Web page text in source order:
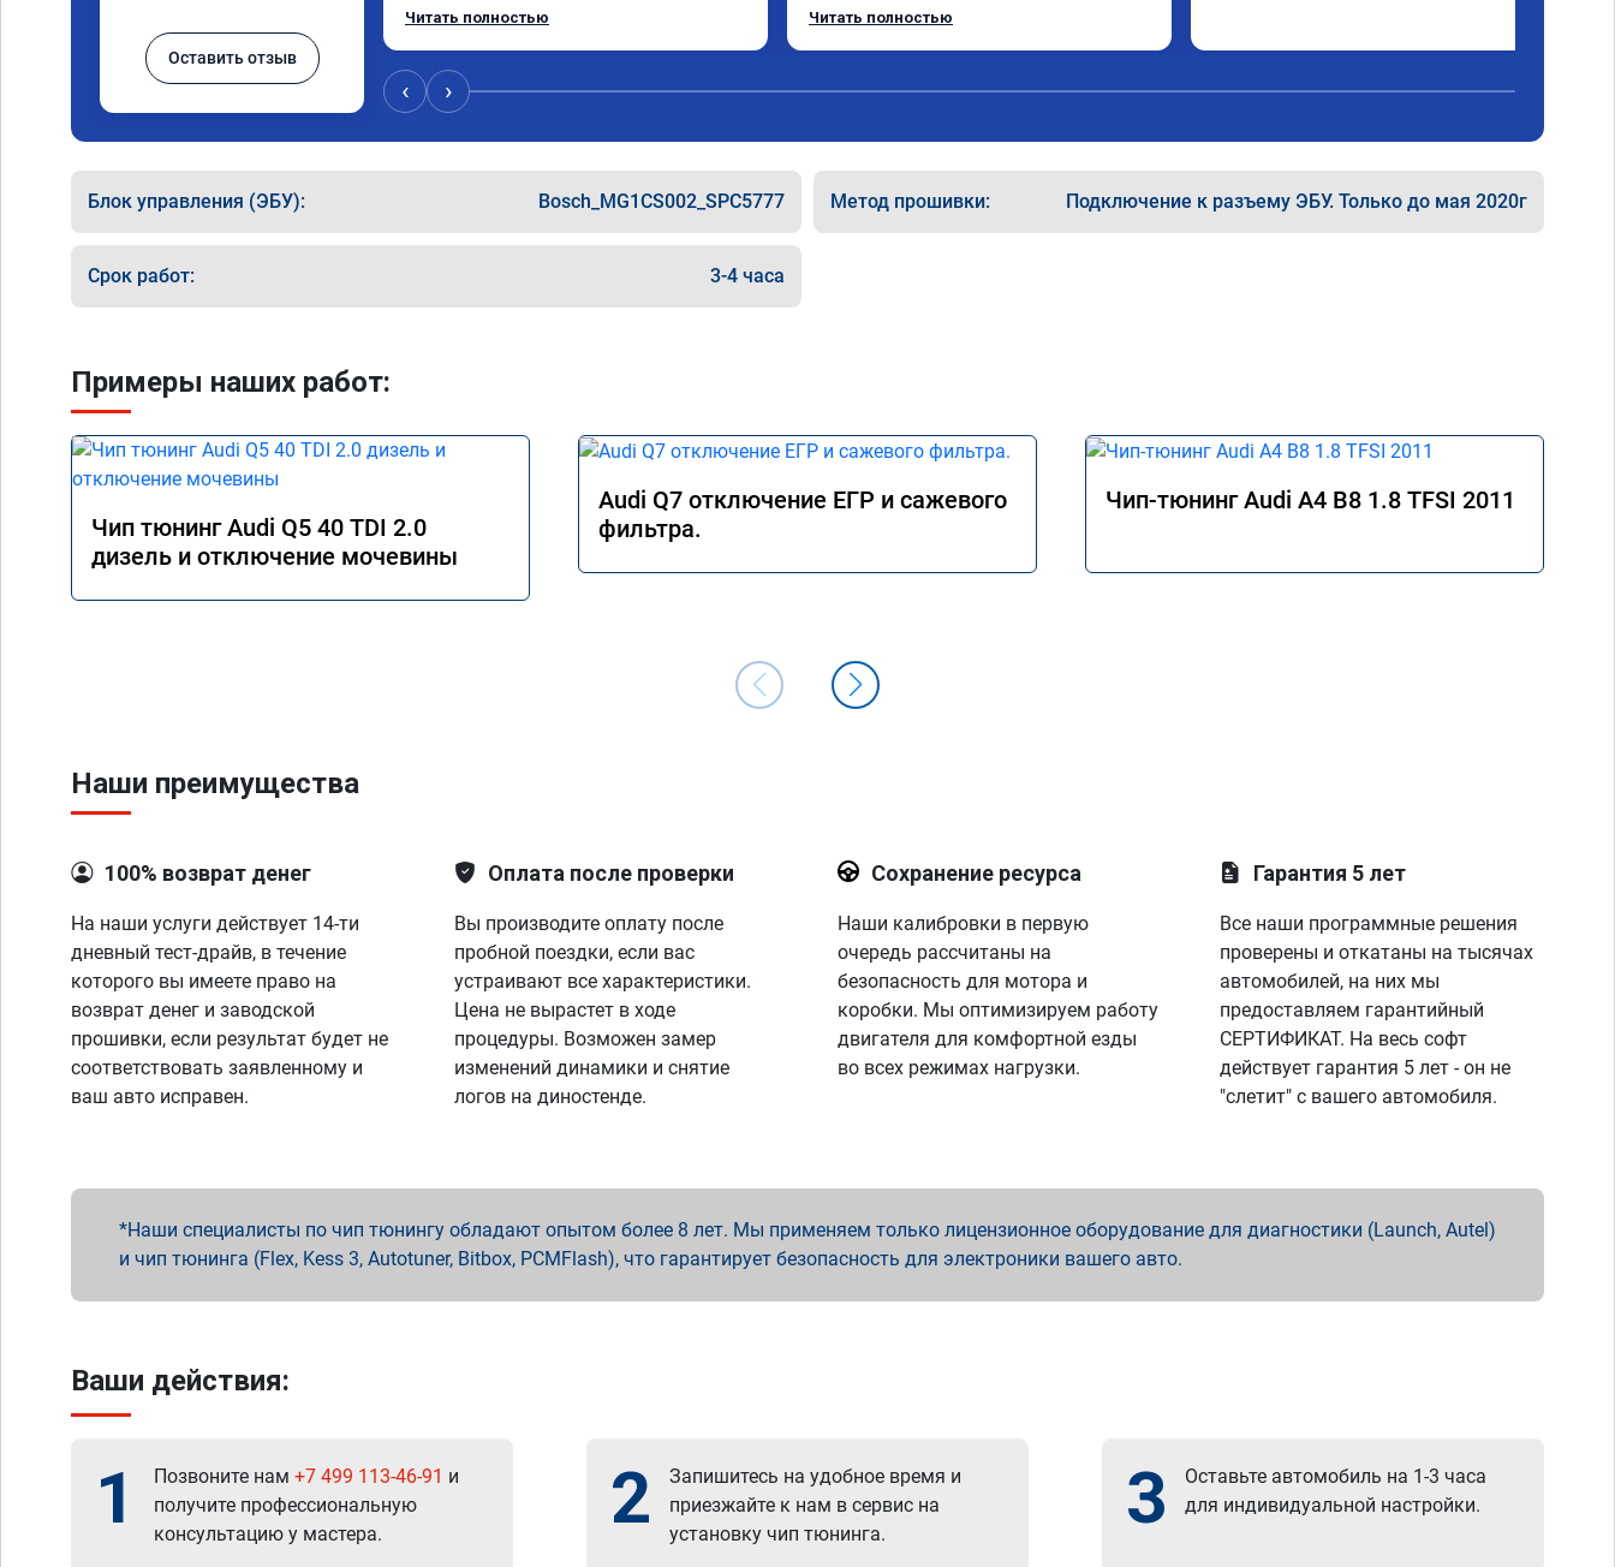
Оставить отзыв
как договаривались заранее.После
знаю,куда ехать в случае поломки
авто.Однозначно рекомендую Алексея
Читать полностью
Арман спасибо тебе огромное, машинка по
Читать полностью
‹ ›
Блок управления (ЭБУ): Bosch_MG1CS002_SPC5777 Метод прошивки: Подключение к разъему ЭБУ. Только до мая 2020г
Срок работ: 3-4 часа
Примеры наших работ:
Чип тюнинг Audi Q5 40 TDI 2.0
дизель и отключение мочевины
Audi Q7 отключение ЕГР и сажевого
фильтра.
Чип-тюнинг Audi A4 B8 1.8 TFSI 2011
Наши преимущества
100% возврат денег
На наши услуги действует 14-ти
дневный тест-драйв, в течение
которого вы имеете право на
возврат денег и заводской
прошивки, если результат будет не
соответствовать заявленному и
ваш авто исправен.
Оплата после проверки
Вы производите оплату после
пробной поездки, если вас
устраивают все характеристики.
Цена не вырастет в ходе
процедуры. Возможен замер
изменений динамики и снятие
логов на диностенде.
Сохранение ресурса
Наши калибровки в первую
очередь рассчитаны на
безопасность для мотора и
коробки. Мы оптимизируем работу
двигателя для комфортной езды
во всех режимах нагрузки.
Гарантия 5 лет
Все наши программные решения
проверены и откатаны на тысячах
автомобилей, на них мы
предоставляем гарантийный
СЕРТИФИКАТ. На весь софт
действует гарантия 5 лет - он не
"слетит" с вашего автомобиля.
Наши специалисты по чип тюнингу обладают опытом более 8 лет. Мы применяем только лицензионное оборудование для диагностики (Launch, Autel)
и чип тюнинга (Flex, Kess 3, Autotuner, Bitbox, PCMFlash), что гарантирует безопасность для электроники вашего авто.
Ваши действия:
1 Позвоните нам +7 499 113-46-91 и
получите профессиональную
консультацию у мастера.
2
Запишитесь на удобное время и
приезжайте к нам в сервис на
установку чип тюнинга.
3
Оставьте автомобиль на 1-3 часа
для индивидуальной настройки.